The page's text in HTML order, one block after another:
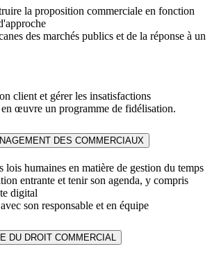
la proposition commerciale en fonction
des marchés publics et de la réponse à un
client et gérer les insatisfactions
œuvre un programme de fidélisation.
DES COMMERCIAUX
lois humaines en matière de gestion du temps
entrante et tenir son agenda, y compris
digital
son responsable et en équipe
DU DROIT COMMERCIAL